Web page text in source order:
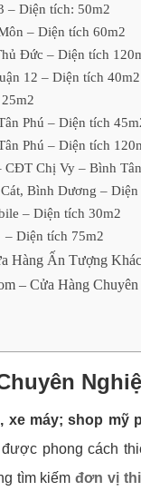
– Diện tích: 50m2
– Diện tích 60m2
Đức – Diện tích
12 – Diện tích 40m2
Phú – Diện tích
Phú – Diện tích
CĐT Chị Vy – Bình
Bình Dương –
– Diện tích 30m2
– Diện tích 75m2
Hàng Ấn Tượng Khác
– Cửa Hàng
xe máy; shop mỹ
phong cách
tìm kiếmđơn vị